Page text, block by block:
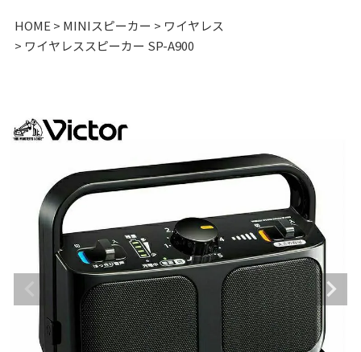
HOME MINIスピーカー
ワイヤレス
ワイヤレススピーカー SP-A900